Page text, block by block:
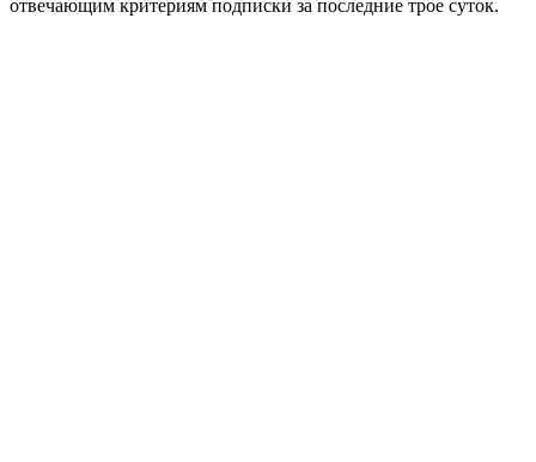
отвечающим критериям подписки за последние трое суток.